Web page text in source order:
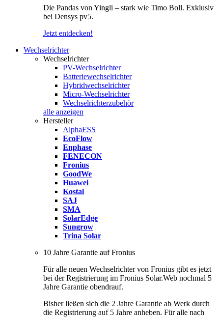
Die Pandas von Yingli – stark wie Timo Boll. Exklusiv
bei Densys pv5.
Jetzt entdecken!
Wechselrichter
Wechselrichter
PV-Wechselrichter
Batteriewechselrichter
Hybridwechselrichter
Micro-Wechselrichter
Wechselrichterzubehör
alle anzeigen
Hersteller
AlphaESS
EcoFlow
Enphase
FENECON
Fronius
GoodWe
Huawei
Kostal
SAJ
SMA
SolarEdge
Sungrow
Trina Solar
10 Jahre Garantie auf Fronius
Für alle neuen Wechselrichter von Fronius gibt es jetzt
bei der Registrierung im Fronius Solar.Web nochmal 5
Jahre Garantie obendrauf.
Bisher ließen sich die 2 Jahre Garantie ab Werk durch
die Registrierung auf 5 Jahre anheben. Für alle nach